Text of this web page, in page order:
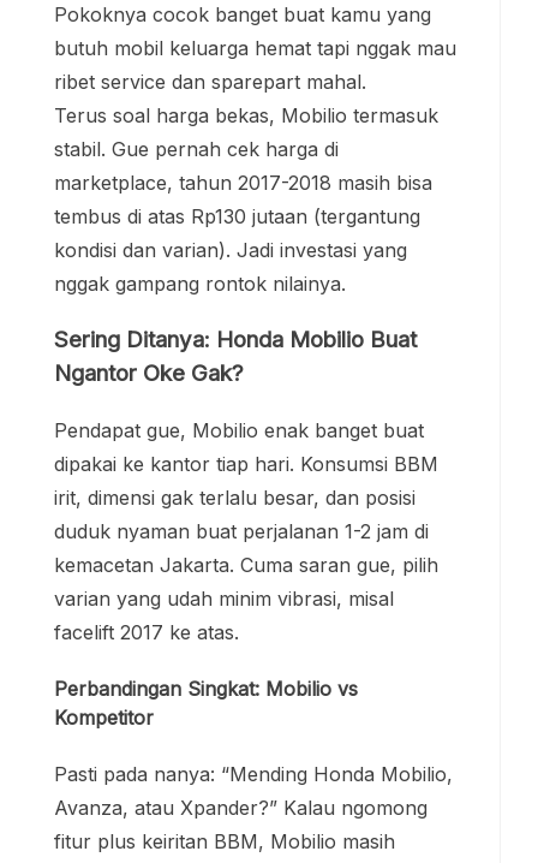
Pokoknya cocok banget buat kamu yang
butuh mobil keluarga hemat tapi nggak mau
ribet service dan sparepart mahal.
Terus soal harga bekas, Mobilio termasuk
stabil. Gue pernah cek harga di
marketplace, tahun 2017-2018 masih bisa
tembus di atas Rp130 jutaan (tergantung
kondisi dan varian). Jadi investasi yang
nggak gampang rontok nilainya.
Sering Ditanya: Honda Mobilio Buat
Ngantor Oke Gak?
Pendapat gue, Mobilio enak banget buat
dipakai ke kantor tiap hari. Konsumsi BBM
irit, dimensi gak terlalu besar, dan posisi
duduk nyaman buat perjalanan 1-2 jam di
kemacetan Jakarta. Cuma saran gue, pilih
varian yang udah minim vibrasi, misal
facelift 2017 ke atas.
Perbandingan Singkat: Mobilio vs
Kompetitor
Pasti pada nanya: “Mending Honda Mobilio,
Avanza, atau Xpander?” Kalau ngomong
fitur plus keiritan BBM, Mobilio masih